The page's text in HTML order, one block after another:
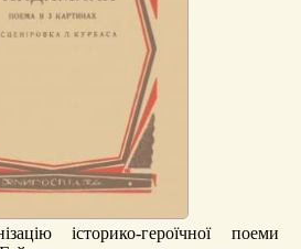
історико-героїчної поеми